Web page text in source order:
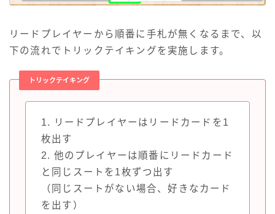
リードプレイヤーから順番に手札が無くなるまで、以
下の流れでトリックテイキングを実施します。
トリックテイキング
1. リードプレイヤーはリードカードを1
枚出す
2. 他のプレイヤーは順番にリードカード
と同じスートを1枚ずつ出す
（同じスートがない場合、好きなカード
を出す）